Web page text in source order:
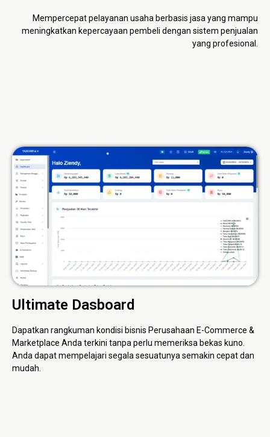
Mempercepat pelayanan usaha berbasis jasa yang mampu
meningkatkan kepercayaan pembeli dengan sistem penjualan
yang profesional.
Ultimate Dasboard
Dapatkan rangkuman kondisi bisnis Perusahaan E-Commerce &
Marketplace Anda terkini tanpa perlu memeriksa bekas kuno.
Anda dapat mempelajari segala sesuatunya semakin cepat dan
mudah.